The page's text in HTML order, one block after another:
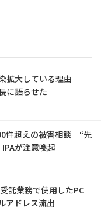
拡大している理由
に語らせた
件超えの被害相談 “先
が注意喚起
業務で使用したPC
アドレス流出